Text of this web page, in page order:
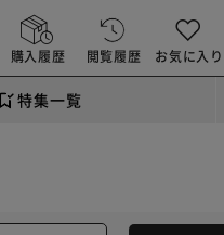
購入履歴 閲覧履歴 お気に入り
特集一覧